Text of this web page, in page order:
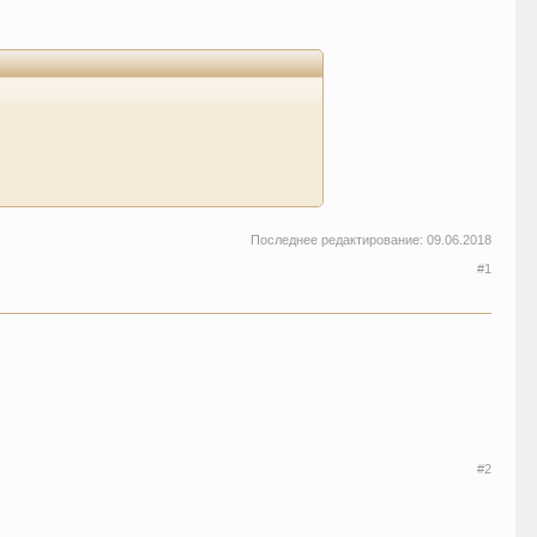
Последнее редактирование: 09.06.2018
#1
#2